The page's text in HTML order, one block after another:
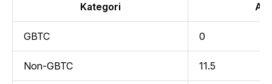
Kategori
GBTC 0
Non-GBTC 11.5